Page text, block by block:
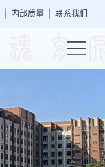
内部质量 联系我们